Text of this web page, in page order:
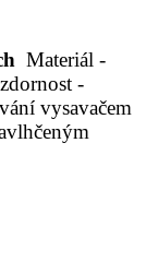
Materiál -
-
vysavačem